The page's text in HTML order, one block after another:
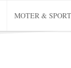
MOTER &